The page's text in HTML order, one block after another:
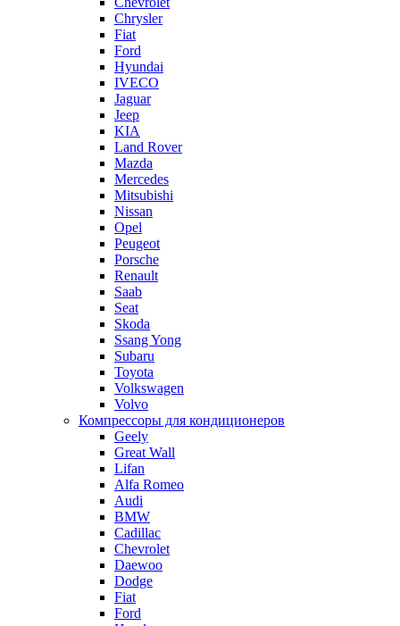
Chrysler
Fiat
Ford
Hyundai
IVECO
Jaguar
Jeep
KIA
Land Rover
Mazda
Mercedes
Mitsubishi
Nissan
Opel
Peugeot
Porsche
Renault
Saab
Seat
Skoda
Ssang Yong
Subaru
Toyota
Volkswagen
Volvo
Компрессоры для кондиционеров
Geely
Great Wall
Lifan
Alfa Romeo
Audi
BMW
Cadillac
Chevrolet
Daewoo
Dodge
Fiat
Ford